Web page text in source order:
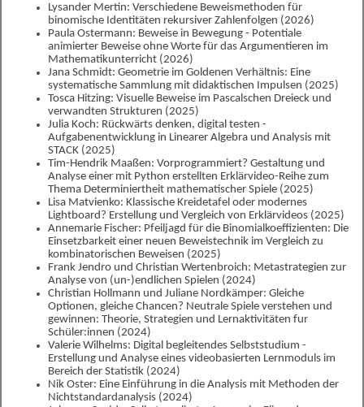
Lysander Mertin: Verschiedene Beweismethoden für
binomische Identitäten rekursiver Zahlenfolgen (2026)
Paula Ostermann: Beweise in Bewegung - Potentiale
animierter Beweise ohne Worte für das Argumentieren im
Mathematikunterricht (2026)
Jana Schmidt: Geometrie im Goldenen Verhältnis: Eine
systematische Sammlung mit didaktischen Impulsen (2025)
Tosca Hitzing: Visuelle Beweise im Pascalschen Dreieck und
verwandten Strukturen (2025)
Julia Koch: Rückwärts denken, digital testen -
Aufgabenentwicklung in Linearer Algebra und Analysis mit
STACK (2025)
Tim-Hendrik Maaßen: Vorprogrammiert? Gestaltung und
Analyse einer mit Python erstellten Erklärvideo-Reihe zum
Thema Determiniertheit mathematischer Spiele (2025)
Lisa Matvienko: Klassische Kreidetafel oder modernes
Lightboard? Erstellung und Vergleich von Erklärvideos (2025)
Annemarie Fischer: Pfeiljagd für die Binomialkoeffizienten: Die
Einsetzbarkeit einer neuen Beweistechnik im Vergleich zu
kombinatorischen Beweisen (2025)
Frank Jendro und Christian Wertenbroich: Metastrategien zur
Analyse von (un-)endlichen Spielen (2024)
Christian Hollmann und Juliane Nordkämper: Gleiche
Optionen, gleiche Chancen? Neutrale Spiele verstehen und
gewinnen: Theorie, Strategien und Lernaktivitäten fur
Schüler:innen (2024)
Valerie Wilhelms: Digital begleitendes Selbststudium -
Erstellung und Analyse eines videobasierten Lernmoduls im
Bereich der Statistik (2024)
Nik Oster: Eine Einführung in die Analysis mit Methoden der
Nichtstandardanalysis (2024)